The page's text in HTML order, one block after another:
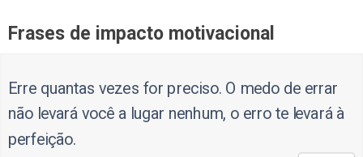
Frases de impacto motivacional
Erre quantas vezes for preciso. O medo de errar
não levará você a lugar nenhum, o erro te levará à
perfeição.